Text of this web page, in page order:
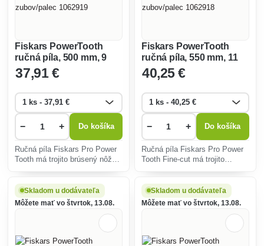
Fiskars PowerTooth
ručná píla, 500 mm, 9
zubov/palec 1062919
37,91 €
− + Do košíka
Ručná píla Fiskars Pro Power
Tooth má trojito brúsený nôž
Fiskars PowerTooth
ručná píla, 550 mm, 11
zubov/palec 1062918
40,25 €
− + Do košíka
Ručná píla Fiskars Pro Power
Tooth Fine-cut má trojito
Skladom u dodávateľa
Môžete mať vo štvrtok, 13.08.
Skladom u dodávateľa
Môžete mať vo štvrtok, 13.08.